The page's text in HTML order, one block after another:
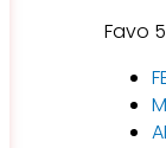
Favo 5